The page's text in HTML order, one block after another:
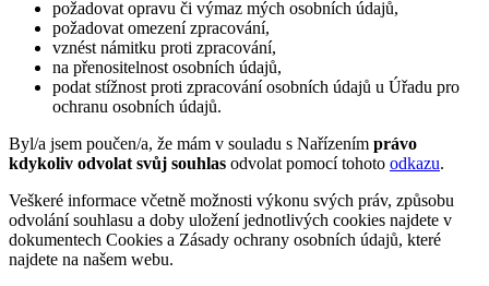
požadovat opravu či výmaz mých osobních údajů,
požadovat omezení zpracování,
vznést námitku proti zpracování,
na přenositelnost osobních údajů,
podat stížnost proti zpracování osobních údajů u Úřadu pro
ochranu osobních údajů.
Byl/a jsem poučen/a, že mám v souladu s Nařízením právo
kdykoliv odvolat svůj souhlas odvolat pomocí tohoto odkazu.
Veškeré informace včetně možnosti výkonu svých práv, způsobu
odvolání souhlasu a doby uložení jednotlivých cookies najdete v
dokumentech Cookies a Zásady ochrany osobních údajů, které
najdete na našem webu.